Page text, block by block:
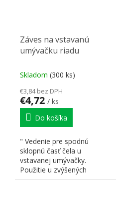
Záves na vstavanú
umývačku riadu
Skladom (300 ks)
€3,84 bez DPH
€4,72 / ks
Do košíka
" Vedenie pre spodnú
sklopnú časť čela u
vstavanej umývačky.
Použitie u zvýšených
korpusov kuchynskej